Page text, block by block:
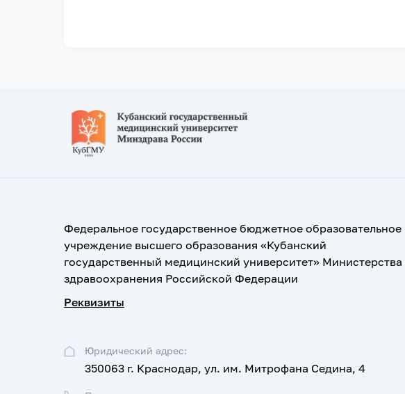
Федеральное государственное бюджетное образовательное
учреждение высшего образования «Кубанский
государственный медицинский университет» Министерства
здравоохранения Российской Федерации
Реквизиты
Юридический адрес:
350063 г. Краснодар, ул. им. Митрофана Седина, 4